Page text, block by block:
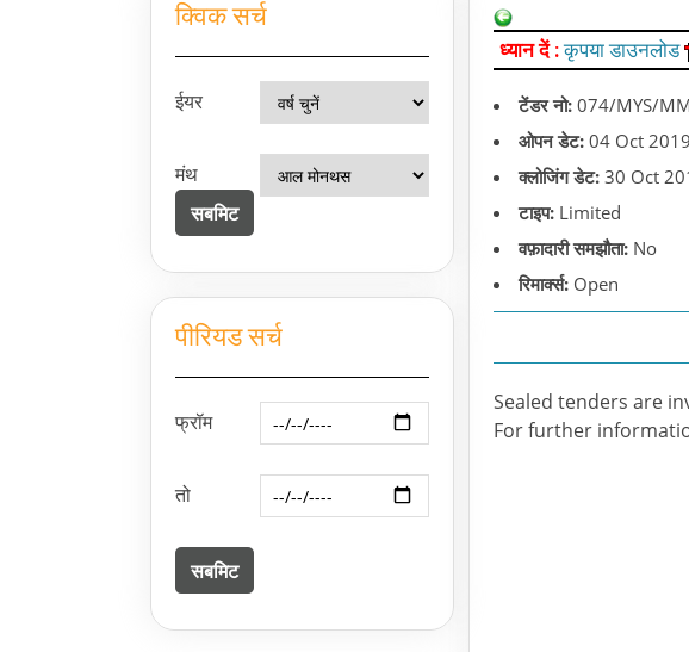
क्विक सर्च
ईयर
मंथ
पीरियड सर्च
फ्रॉम
तो
ध्यान दें :कृपया डाउनलोड
टेंडर नो: 074/MYS/
ओपन डेट: 04 Oct 2019
क्लोजिंग डेट: 30 Oct
टाइप: Limited
वफ़ादारी समझौता: No
रिमार्क्स: Open
Sealed tenders are
For further